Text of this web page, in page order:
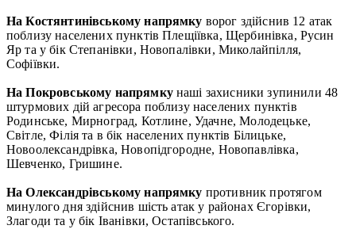
На Костянтинівському напрямку ворог здійснив 12 атак
поблизу населених пунктів Плещіївка, Щербинівка, Русин
Яр та у бік Степанівки, Новопалівки, Миколайпілля,
Софіївки.
На Покровському напрямкунаші захисники зупинили 48
штурмових дій агресора поблизу населених пунктів
Родинське, Мирноград, Котлине, Удачне, Молодецьке,
Світле, Філія та в бік населених пунктів Білицьке,
Новоолександрівка, Новопідгородне, Новопавлівка,
Шевченко, Гришине.
На Олександрівському напрямку противник протягом
минулого дня здійснив шість атак у районах Єгорівки,
Злагоди та у бік Іванівки, Остапівського.